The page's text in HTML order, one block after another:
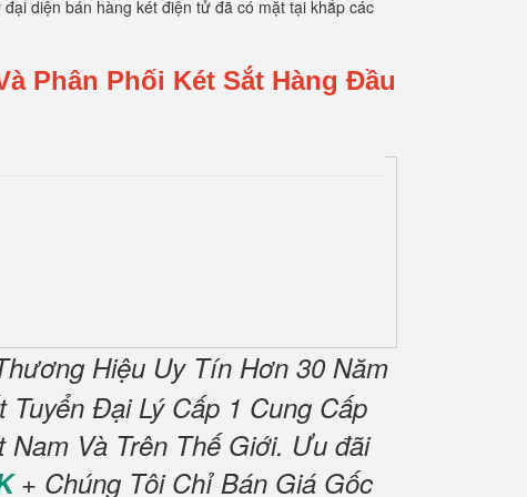
diện bán hàng két điện tử đã có mặt tại khắp các
Phân Phối Két Sắt Hàng Đầu
Hiệu Uy Tín Hơn 30 Năm
Tuyển Đại Lý Cấp 1 Cung Cấp
Và Trên Thế Giới. Ưu đãi
+ Chúng Tôi Chỉ Bán Giá Gốc